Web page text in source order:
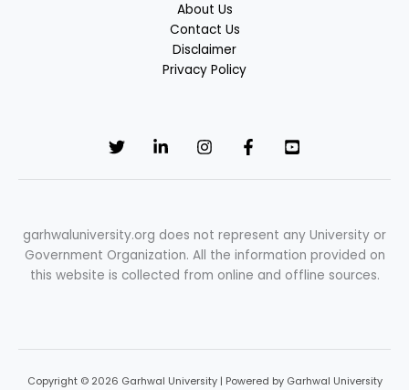
About Us
Contact Us
Disclaimer
Privacy Policy
garhwaluniversity.org does not represent any University or
Government Organization. All the information provided on
this website is collected from online and offline sources.
Copyright © 2026 Garhwal University | Powered by Garhwal University